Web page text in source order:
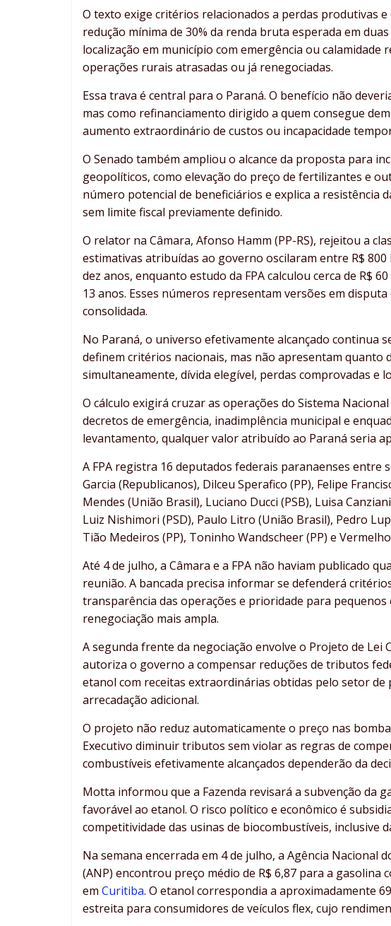
O texto exige critérios relacionados a perdas produtivas
redução mínima de 30% da renda bruta esperada em
localização em município com emergência ou calamidade
operações rurais atrasadas ou já renegociadas.
Essa trava é central para o Paraná. O benefício não
mas como refinanciamento dirigido a quem consegue
aumento extraordinário de custos ou incapacidade
O Senado também ampliou o alcance da proposta para
geopolíticos, como elevação do preço de fertilizantes e
número potencial de beneficiários e explica a resistência
sem limite fiscal previamente definido.
O relator na Câmara, Afonso Hamm (PP-RS), rejeitou a
estimativas atribuídas ao governo oscilaram entre R$ 800
dez anos, enquanto estudo da FPA calculou cerca de R$
13 anos. Esses números representam versões em
consolidada.
No Paraná, o universo efetivamente alcançado continua
definem critérios nacionais, mas não apresentam quanto
simultaneamente, dívida elegível, perdas comprovadas e
O cálculo exigirá cruzar as operações do Sistema
decretos de emergência, inadimplência municipal e
levantamento, qualquer valor atribuído ao Paraná seria
A FPA registra 16 deputados federais paranaenses entre
Garcia (Republicanos), Dilceu Sperafico (PP), Felipe
Mendes (União Brasil), Luciano Ducci (PSB), Luisa
Luiz Nishimori (PSD), Paulo Litro (União Brasil), Pedro
Tião Medeiros (PP), Toninho Wandscheer (PP) e Vermelho
Até 4 de julho, a Câmara e a FPA não haviam publicado
reunião. A bancada precisa informar se defenderá
transparência das operações e prioridade para
renegociação mais ampla.
A segunda frente da negociação envolve o Projeto de Lei
autoriza o governo a compensar reduções de tributos
etanol com receitas extraordinárias obtidas pelo setor
arrecadação adicional.
O projeto não reduz automaticamente o preço nas
Executivo diminuir tributos sem violar as regras de
combustíveis efetivamente alcançados dependerão da
Motta informou que a Fazenda revisará a subvenção da
favorável ao etanol. O risco político e econômico é
competitividade das usinas de biocombustíveis, inclusive
Na semana encerrada em 4 de julho, a Agência Nacional
(ANP) encontrou preço médio de R$ 6,87 para a gasolina
em Curitiba. O etanol correspondia a aproximadamente
estreita para consumidores de veículos flex, cujo